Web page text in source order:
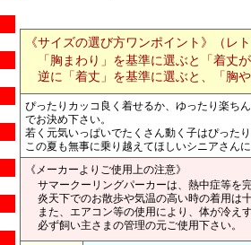
《サイズの選び方ワンポイント》（レ
「胸まわり」を基準に選ぶと「着丈
逆に「着丈」を基準に選ぶと、「胸
ぴったりカッコ良く着せるか、ゆったり楽ち
でお決め下さい。
若く元気いっぱいでたくさん動く子はぴったり
この夏も無事に乗り越えてほしいシニアさん
《メーカーよりご使用上の注意》
サマークーリングパーカーは、熱中症等を
炎天下でのお散歩や気温の高い時の着用は
また、エアコン等の使用により、体が冷え
必ず飼い主さまの管理の元ご使用下さい。